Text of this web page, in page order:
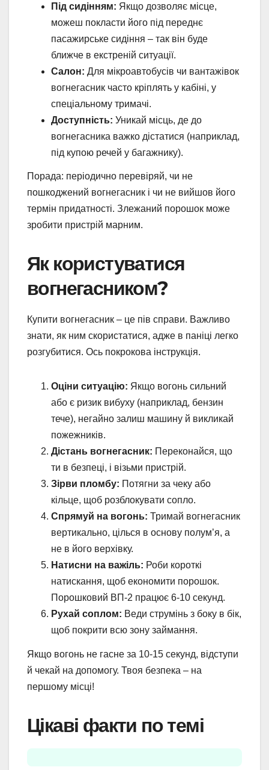
Під сидінням: Якщо дозволяє місце,
можеш покласти його під переднє
пасажирське сидіння – так він буде
ближче в екстреній ситуації.
Салон: Для мікроавтобусів чи вантажівок
вогнегасник часто кріплять у кабіні, у
спеціальному тримачі.
Доступність: Уникай місць, де до
вогнегасника важко дістатися (наприклад,
під купою речей у багажнику).
Порада: періодично перевіряй, чи не
пошкоджений вогнегасник і чи не вийшов його
термін придатності. Злежаний порошок може
зробити пристрій марним.
Як користуватися
вогнегасником?
Купити вогнегасник – це пів справи. Важливо
знати, як ним скористатися, адже в паніці легко
розгубитися. Ось покрокова інструкція.
Оціни ситуацію: Якщо вогонь сильний
або є ризик вибуху (наприклад, бензин
тече), негайно залиш машину й викликай
пожежників.
Дістань вогнегасник: Переконайся, що
ти в безпеці, і візьми пристрій.
Зірви пломбу: Потягни за чеку або
кільце, щоб розблокувати сопло.
Спрямуй на вогонь: Тримай вогнегасник
вертикально, цілься в основу полум’я, а
не в його верхівку.
Натисни на важіль: Роби короткі
натискання, щоб економити порошок.
Порошковий ВП-2 працює 6-10 секунд.
Рухай соплом: Веди струмінь з боку в бік,
щоб покрити всю зону займання.
Якщо вогонь не гасне за 10-15 секунд, відступи
й чекай на допомогу. Твоя безпека – на
першому місці!
Цікаві факти по темі